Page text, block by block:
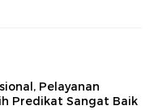
Pelayanan
Predikat Sangat Baik